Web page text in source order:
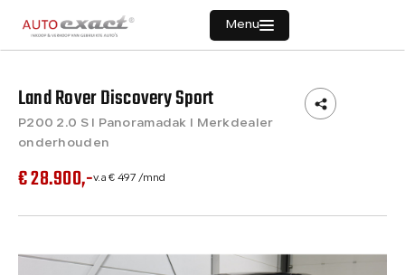
Menu
Home
Aanbod
Diensten
Oostrikkerstraat 12A
Land Rover Discovery Sport
P200 2.0 S I Panoramadak I Merkdealer
onderhouden
€ 28.900,-v.a € 497 /mnd